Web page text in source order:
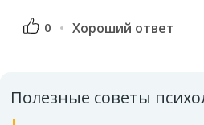
0 Хороший ответ
Полезные советы